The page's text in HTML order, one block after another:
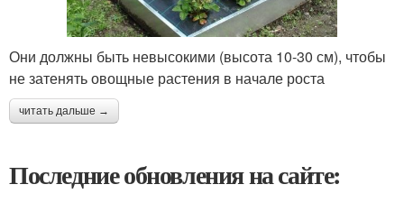
Они должны быть невысокими (высота 10-30 см), чтобы
не затенять овощные растения в начале роста
читать дальше →
Последние обновления на сайте: